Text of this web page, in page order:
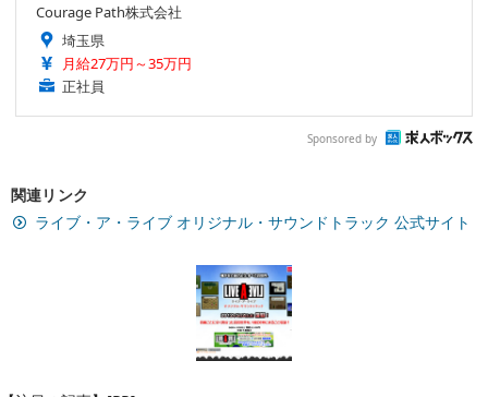
Courage Path株式会社
埼玉県
月給27万円～35万円
正社員
Sponsored by
関連リンク
ライブ・ア・ライブ オリジナル・サウンドトラック 公式サイト